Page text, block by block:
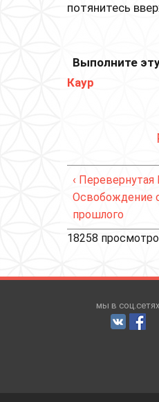
потянитесь
Выполните
Каур
‹ Перевернутая
Освобождение
прошлого
18258
мы в соц.сетях